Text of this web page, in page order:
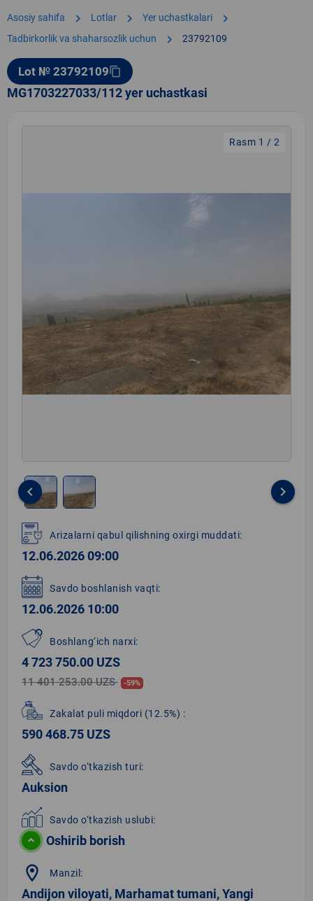
Asosiy sahifa chevron_right Lotlar chevron_right Yer uchastkalari chevron_right
Tadbirkorlik va shaharsozlik uchun chevron_right 23792109
Lot № 23792109content_copy
MG1703227033/112 yer uchastkasi
Rasm 1 / 2
1
of
2
keyboard_arrow_left keyboard_arrow_right
Arizalarni qabul qilishning oxirgi muddati:
12.06.2026 09:00
Savdo boshlanish vaqti:
12.06.2026 10:00
Boshlang‘ich narxi:
4 723 750.00 UZS
11 401 253.00 UZS -59%
Zakalat puli miqdori (12.5%) :
590 468.75 UZS
Savdo o‘tkazish turi:
Auksion
Savdo o‘tkazish uslubi:
Oshirib borish
location_on Manzil:
Andijon viloyati, Marhamat tumani, Yangi